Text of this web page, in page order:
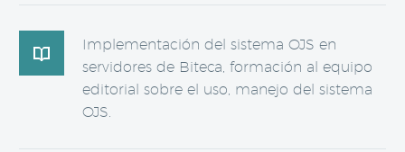

Implementación del sistema OJS en
servidores de Biteca, formación al equipo
editorial sobre el uso, manejo del sistema
OJS.